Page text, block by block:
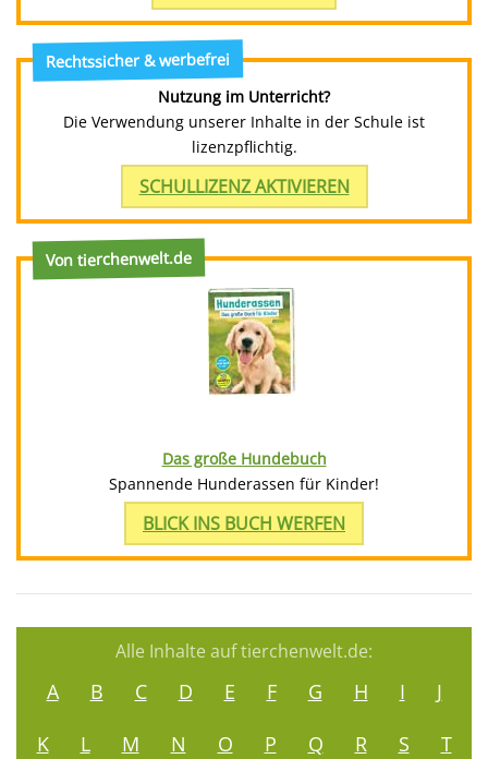
Rechtssicher & werbefrei
Nutzung im Unterricht?
Die Verwendung unserer Inhalte in der Schule ist
lizenzpflichtig.
SCHULLIZENZ AKTIVIEREN
Von tierchenwelt.de
Das große Hundebuch
Spannende Hunderassen für Kinder!
BLICK INS BUCH WERFEN
Alle Inhalte auf tierchenwelt.de:
A B C D E F G H I
J
K
L M N O P Q R S
T